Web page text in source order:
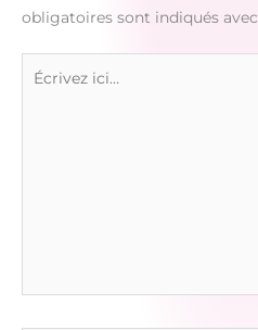
obligatoires sont indiqués avec